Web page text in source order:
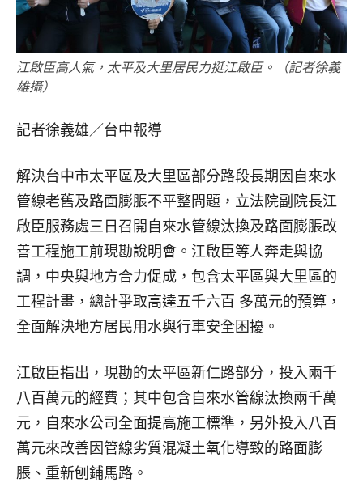
江啟臣高人氣，太平及大里居民力挺江啟臣。（記者徐義
雄攝）
記者徐義雄／台中報導
解決台中市太平區及大里區部分路段長期因自來水
管線老舊及路面膨脹不平整問題，立法院副院長江
啟臣服務處三日召開自來水管線汰換及路面膨脹改
善工程施工前現勘說明會。江啟臣等人奔走與協
調，中央與地方合力促成，包含太平區與大里區的
工程計畫，總計爭取高達五千六百 多萬元的預算，
全面解決地方居民用水與行車安全困擾。
江啟臣指出，現勘的太平區新仁路部分，投入兩千
八百萬元的經費；其中包含自來水管線汰換兩千萬
元，自來水公司全面提高施工標準，另外投入八百
萬元來改善因管線劣質混凝土氧化導致的路面膨
脹、重新刨鋪馬路。